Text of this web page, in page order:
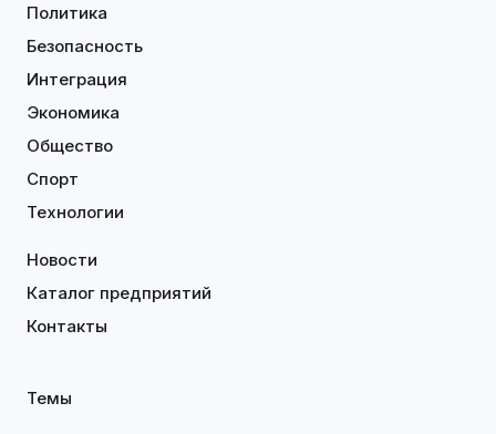
Политика
Безопасность
Интеграция
Экономика
Общество
Спорт
Технологии
Новости
Каталог предприятий
Контакты
Темы